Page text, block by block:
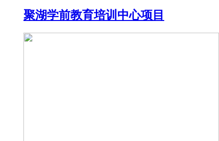
聚湖学前教育培训中心项目